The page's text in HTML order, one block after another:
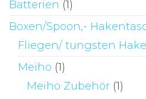
Batterien (1)
Boxen/Spoon,-
Fliegen/ tungsten
Meiho (1)
Meiho Zubehör (1)